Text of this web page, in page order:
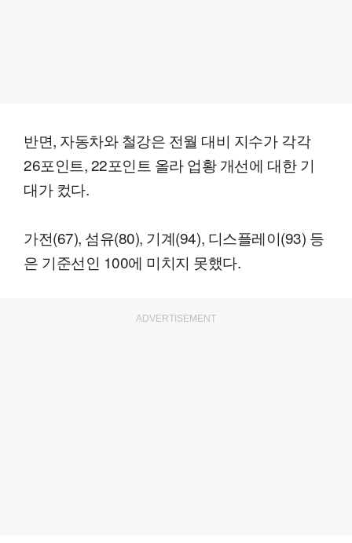
반면, 자동차와 철강은 전월 대비 지수가 각각
26포인트, 22포인트 올라 업황 개선에 대한 기
대가 컸다.
가전(67), 섬유(80), 기계(94), 디스플레이(93) 등
은 기준선인 100에 미치지 못했다.
ADVERTISEMENT